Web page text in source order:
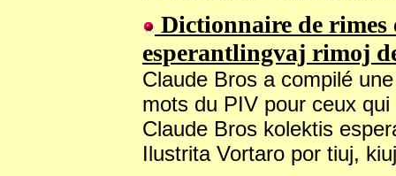
Dictionnaire de rimes
esperantlingvaj rimoj
Claude Bros a compilé
mots du PIV pour ceux
Claude Bros kolektis
Ilustrita Vortaro por tiuj,